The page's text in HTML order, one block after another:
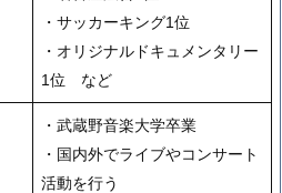
・サッカーキング1位
・オリジナルドキュメンタリー
1位 など
・武蔵野音楽大学卒業
・国内外でライブやコンサート
活動を行う